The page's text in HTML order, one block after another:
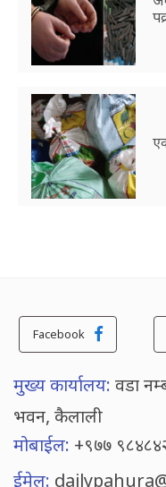
Facebook
मुख्य कार्यालय: वडा
भवन, कैलाली
मोबाईल: +९७७
ईमेल: